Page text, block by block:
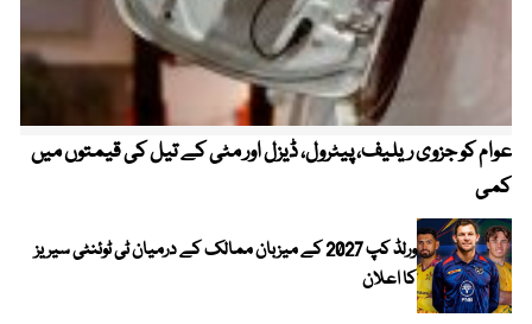
عوام کو جزوی ریلیف، پیٹرول، ڈیزل اور مٹی کے تیل کی قیمتوں میں
کمی
ورلڈ کپ 2027 کے میزبان ممالک کے درمیان ٹی ٹوئنٹی سیریز
کا اعلان